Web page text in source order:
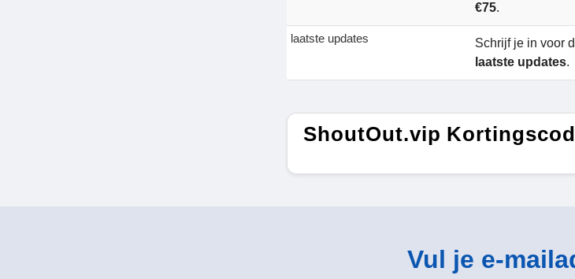
€75.
laatste updates
Schrijf je in voor
laatste updates.
ShoutOut.vip
Vul je e-